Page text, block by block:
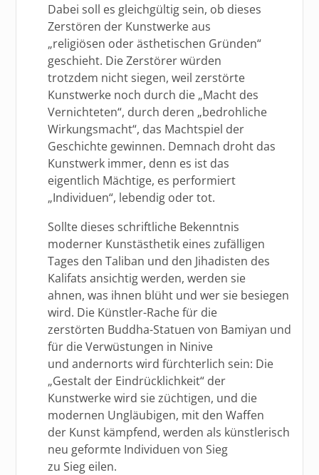
Dabei soll es gleichgültig sein, ob dieses
Zerstören der Kunstwerke aus
„religiösen oder ästhetischen Gründen“
geschieht. Die Zerstörer würden
trotzdem nicht siegen, weil zerstörte
Kunstwerke noch durch die „Macht des
Vernichteten“, durch deren „bedrohliche
Wirkungsmacht“, das Machtspiel der
Geschichte gewinnen. Demnach droht das
Kunstwerk immer, denn es ist das
eigentlich Mächtige, es performiert
„Individuen“, lebendig oder tot.
Sollte dieses schriftliche Bekenntnis
moderner Kunstästhetik eines zufälligen
Tages den Taliban und den Jihadisten des
Kalifats ansichtig werden, werden sie
ahnen, was ihnen blüht und wer sie besiegen
wird. Die Künstler-Rache für die
zerstörten Buddha-Statuen von Bamiyan und
für die Verwüstungen in Ninive
und andernorts wird fürchterlich sein: Die
„Gestalt der Eindrücklichkeit“ der
Kunstwerke wird sie züchtigen, und die
modernen Ungläubigen, mit den Waffen
der Kunst kämpfend, werden als künstlerisch
neu geformte Individuen von Sieg
zu Sieg eilen.